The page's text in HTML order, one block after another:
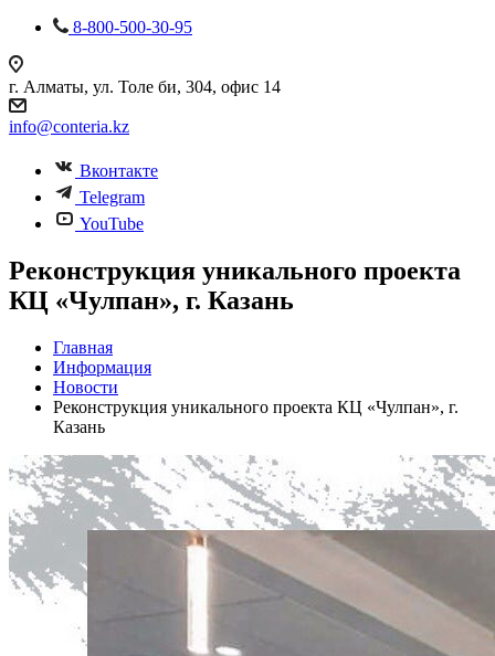
8-800-500-30-95
г. Алматы, ул. Толе би, 304, офис 14
info@conteria.kz
Вконтакте
Telegram
YouTube
Реконструкция уникального проекта
КЦ «Чулпан», г. Казань
Главная
Информация
Новости
Реконструкция уникального проекта КЦ «Чулпан», г.
Казань